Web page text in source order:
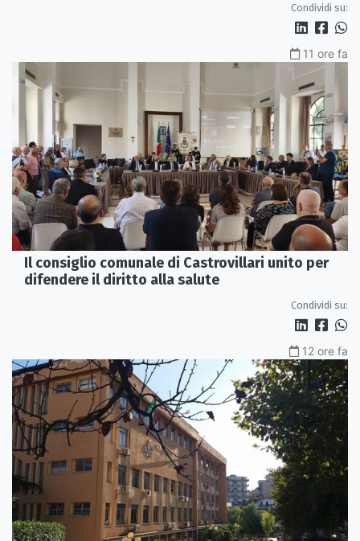
Condividi su:
11 ore fa
Il consiglio comunale di Castrovillari unito per
difendere il diritto alla salute
Condividi su:
12 ore fa